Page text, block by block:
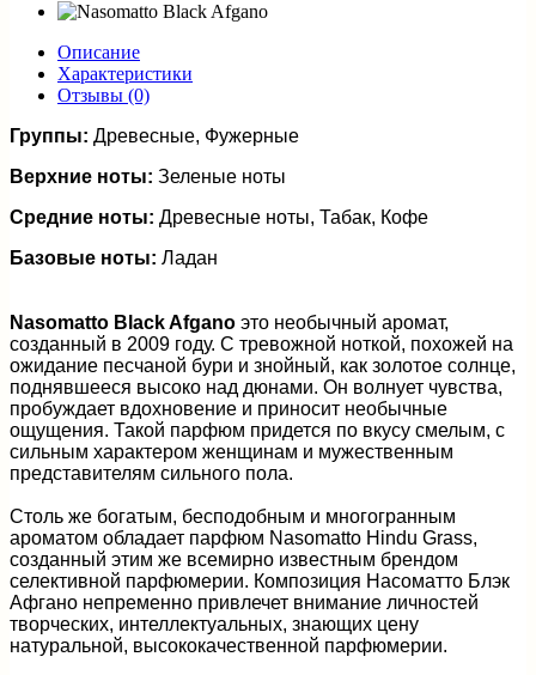
Описание
Характеристики
Отзывы (0)
Группы: Древесные, Фужерные
Верхние ноты: Зеленые ноты
Средние ноты: Древесные ноты, Табак, Кофе
Базовые ноты: Ладан
Nasomatto Black Afgano это необычный аромат,
созданный в 2009 году. С тревожной ноткой, похожей на
ожидание песчаной бури и знойный, как золотое солнце,
поднявшееся высоко над дюнами. Он волнует чувства,
пробуждает вдохновение и приносит необычные
ощущения. Такой парфюм придется по вкусу смелым, с
сильным характером женщинам и мужественным
представителям сильного пола.
Столь же богатым, бесподобным и многогранным
ароматом обладает парфюм Nasomatto Hindu Grass,
созданный этим же всемирно известным брендом
селективной парфюмерии. Композиция Насоматто Блэк
Афгано непременно привлечет внимание личностей
творческих, интеллектуальных, знающих цену
натуральной, высококачественной парфюмерии.